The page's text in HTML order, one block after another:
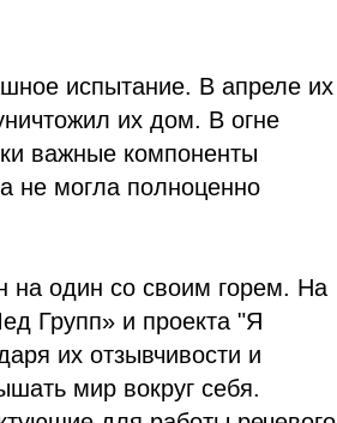
испытание. В апреле их
их дом. В огне
важные компоненты
не могла полноценно
на один со своим горем. На
Групп» и проекта "Я
их отзывчивости и
мир вокруг себя.